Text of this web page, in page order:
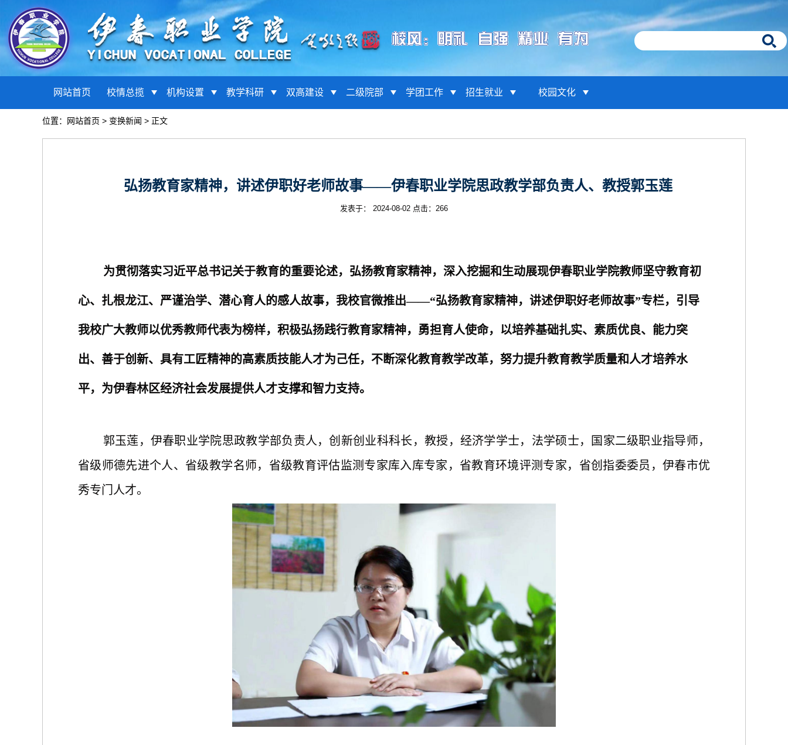
网站首页 校情总揽 机构设置 教学科研 双高建设 二级院部 学团工作 招生就业 校园文化
位置： 网站首页 > 变换新闻 > 正文
弘扬教育家精神，讲述伊职好老师故事——伊春职业学院思政教学部负责人、教授郭玉莲
发表于： 2024-08-02 点击： 266
为贯彻落实习近平总书记关于教育的重要论述，弘扬教育家精神， 深入挖掘和生动展现伊春职业学院教师坚守教育初
心、 扎根龙江、严谨治学、潜心育人的感人故事，我校官微推出——“弘扬教育家精神， 讲述伊职好老师故事”专栏，引导
我校广大教师以优秀教师代表为榜样，积极弘扬践行教育家精神，勇担育人使命，以培养基础扎实、素质优良、能力突
出、善于创新、 具有工匠精神的高素质技能人才为己任，不断深化教育教学改革，努力提升教育教学质量和人才培养水
平，为伊春林区经济社会发展提供人才支撑和智力支持。
郭玉莲，伊春职业学院思政教学部负责人，创新创业科科长，教授，经济学学士，法学硕士，国家二级职业指导师，
省级师德先进个人、省级教学名师，省级教育评估监测专家库入库专家，省教育环境评测专家，省创指委委员，伊春市优
秀专门人才。